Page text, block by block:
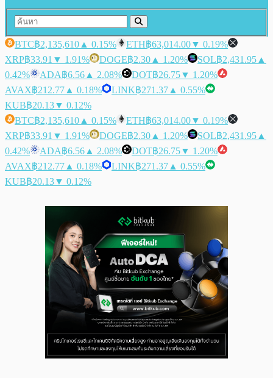
BTC฿2,135,610 ▲ 0.15% ETH฿63,014.00▼ 0.19%
XRP฿33.91 ▼ 1.91% DOGE฿2.30 ▲ 1.20% SOL฿2,431.95 ▲
0.42%
ADA฿6.56 ▲ 2.08% DOT฿26.75▼ 1.20%
AVAX฿212.77 ▲ 0.18% LINK฿271.37 ▲ 0.55%
KUB฿20.13▼ 0.12%
BTC฿2,135,610 ▲ 0.15% ETH฿63,014.00▼ 0.19%
XRP฿33.91 ▼ 1.91% DOGE฿2.30 ▲ 1.20% SOL฿2,431.95 ▲
0.42%
ADA฿6.56 ▲ 2.08% DOT฿26.75▼ 1.20%
AVAX฿212.77 ▲ 0.18% LINK฿271.37 ▲ 0.55%
KUB฿20.13▼ 0.12%